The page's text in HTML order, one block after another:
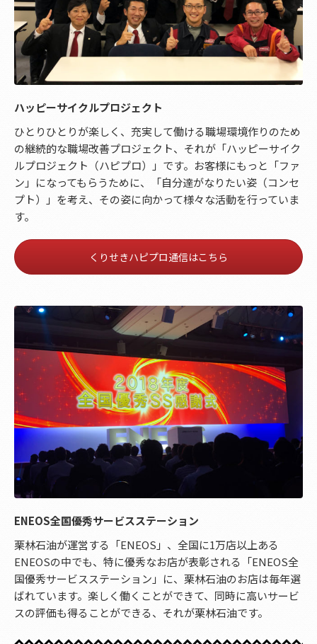
ハッピーサイクルプロジェクト
ひとりひとりが楽しく、充実して働ける職場環境作りのため
の継続的な職場改善プロジェクト、それが「ハッピーサイク
ルプロジェクト（ハピプロ）」です。お客様にもっと「ファ
ン」になってもらうために、「自分達がなりたい姿（コンセ
プト）」を考え、その姿に向かって様々な活動を行っていま
す。
くりせきハピプロ通信はこちら
ENEOS全国優秀サービスステーション
栗林石油が運営する「ENEOS」、全国に1万店以上ある
ENEOSの中でも、特に優秀なお店が表彰される「ENEOS全
国優秀サービスステーション」に、栗林石油のお店は毎年選
ばれています。楽しく働くことができて、同時に高いサービ
スの評価も得ることができる、それが栗林石油です。